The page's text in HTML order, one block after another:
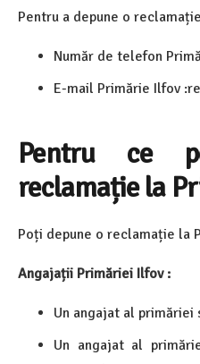
Pentru a depune o
Număr de telefon
E-mail Primărie Ilfov
Pentru ce
reclamație la
Poți depune o reclamație la
Angajații Primăriei Ilfov :
Un angajat al
Un angajat al